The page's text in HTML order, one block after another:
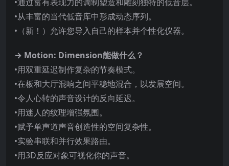
•从丰富的当代低音库中形成动态序列。
•（新！）允许您导入自己的样本并个性化仪器。
→ Motion: Dimension能做什么？
•用双重延迟制作复杂的节奏模式。
•在板和大厅混响之间平稳地混合，以发展空间。
•令人心转的声音设计的反向延迟。
•用迷人的纹理增强氛围。
•赋予单声道声音创造性的空间复杂性。
•实验串联和并行效果路由。
•用3D反应对象可视化你的声音。